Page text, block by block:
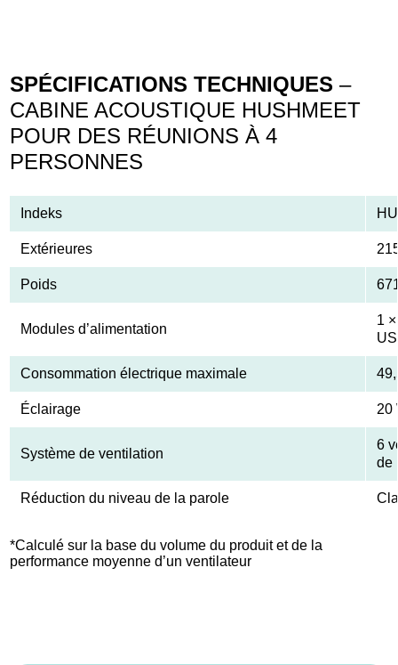
SPÉCIFICATIONS TECHNIQUES –
CABINE ACOUSTIQUE HUSHMEET
POUR DES RÉUNIONS À 4
PERSONNES
Indeks
Extérieures
Poids
Modules d’alimentation
1
Consommation électrique maximale
Éclairage 20
Système de ventilation
6
de
Réduction du niveau de la parole
*Calculé sur la base du volume du produit et de la
performance moyenne d’un ventilateur